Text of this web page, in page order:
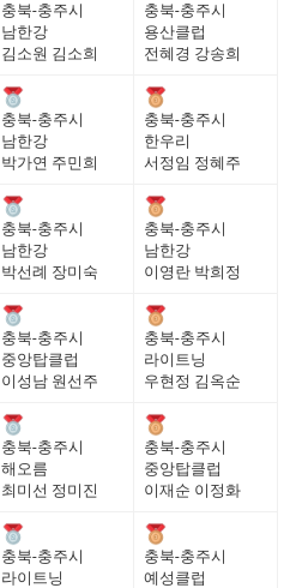
충북-충주시
남한강
김소원 김소희
충북-충주시
용산클럽
전혜경 강송희
충북-충주시
남한강
박가연 주민희
충북-충주시
한우리
서정임 정혜주
충북-충주시
남한강
박선례 장미숙
충북-충주시
남한강
이영란 박희정
충북-충주시
중앙탑클럽
이성남 원선주
충북-충주시
라이트닝
우현정 김옥순
충북-충주시
해오름
최미선 정미진
충북-충주시
중앙탑클럽
이재순 이정화
충북-충주시
라이트닝
충북-충주시
예성클럽